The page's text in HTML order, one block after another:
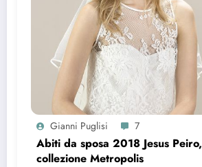
Gianni Puglisi 7
Abiti da sposa 2018 Jesus Peiro,
collezione Metropolis